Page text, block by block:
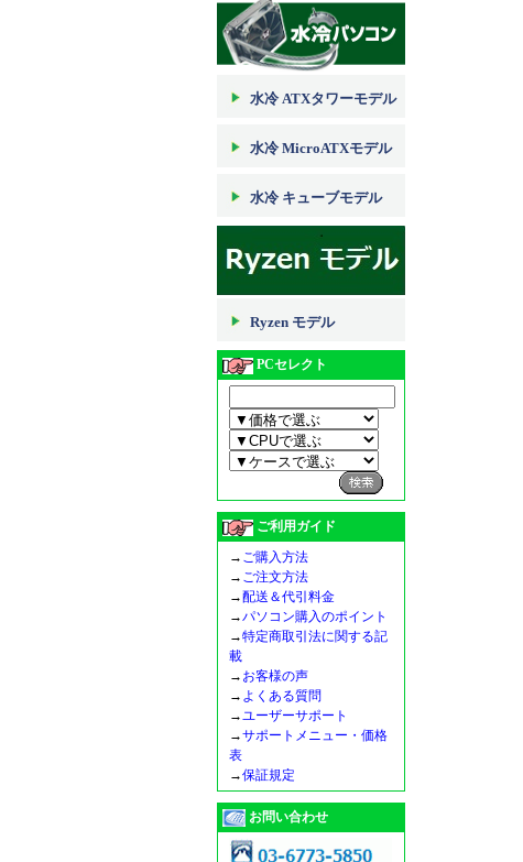
水冷 ATXタワーモデル
水冷 MicroATXモデル
水冷 キューブモデル
Ryzen モデル
PCセレクト
ご利用ガイド
→ ご購入方法
→ ご注文方法
→配送＆代引料金
→パソコン購入のポイント
→特定商取引法に関する記
載
→ お客様の声
→ よくある質問
→ユーザーサポート
→サポートメニュー・価格
表
→保証規定
お問い合わせ